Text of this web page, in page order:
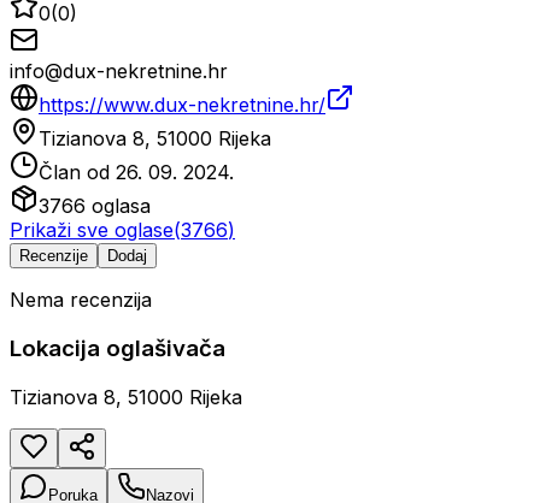
0(0)
info@dux-nekretnine.hr
https://www.dux-nekretnine.hr/
Tizianova 8, 51000 Rijeka
Član od 26. 09. 2024.
3766 oglasa
Prikaži sve oglase(3766)
Recenzije Dodaj
Nema recenzija
Lokacija oglašivača
Tizianova 8, 51000 Rijeka
Poruka Nazovi